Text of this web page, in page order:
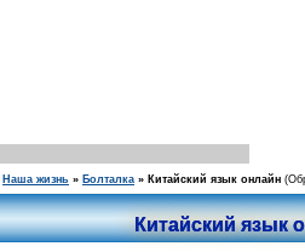
Наша жизнь » Болталка » Китайский язык онлайн
Китайский язык